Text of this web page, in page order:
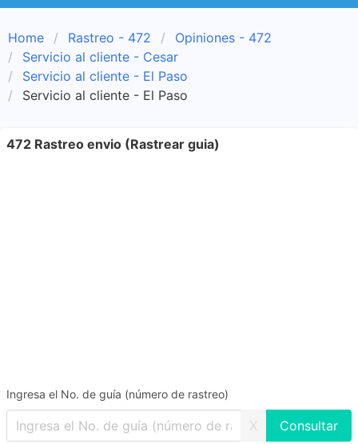
Home Rastreo - 472
Opiniones - 472
Servicio al cliente - Cesar
Servicio al cliente - El Paso
Servicio al cliente - El Paso
472 Rastreo envio (Rastrear guia)
Ingresa el No. de guía (número de rastreo)
X